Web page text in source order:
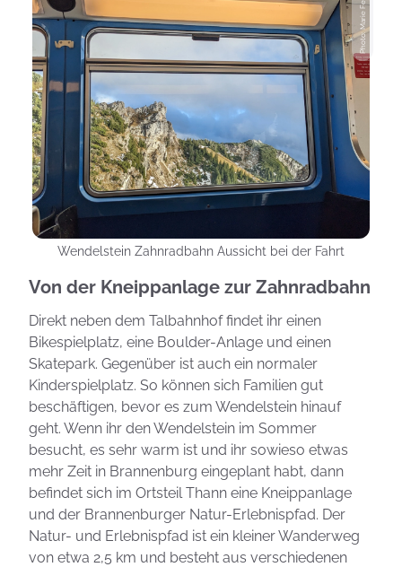
Photo: Marie Ferber
Wendelstein Zahnradbahn Aussicht bei der Fahrt
Von der Kneippanlage zur Zahnradbahn
Direkt neben dem Talbahnhof findet ihr einen
Bikespielplatz, eine Boulder-Anlage und einen
Skatepark. Gegenüber ist auch ein normaler
Kinderspielplatz. So können sich Familien gut
beschäftigen, bevor es zum Wendelstein hinauf
geht. Wenn ihr den Wendelstein im Sommer
besucht, es sehr warm ist und ihr sowieso etwas
mehr Zeit in Brannenburg eingeplant habt, dann
befindet sich im Ortsteil Thann eine Kneippanlage
und der Brannenburger Natur-Erlebnispfad. Der
Natur- und Erlebnispfad ist ein kleiner Wanderweg
von etwa 2,5 km und besteht aus verschiedenen